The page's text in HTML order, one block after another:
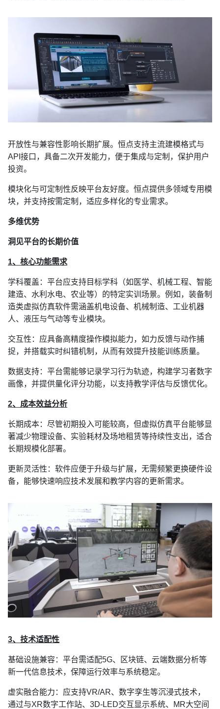
开放性与兼容性影响长期扩展。恒点支持主流建模格式与
API接口，具备二次开发能力，便于集成与定制，保护用户
投资。
模块化与可定制性反映平台友好度。恒点提供多领域专用模
块，并支持按需定制，适应多样化的专业需求。
多维优势
洞见平台的长期价值
1、核心功能需求
学科覆盖：平台应支持目标学科（如医学、机械工程、智能
建造、水利水电、农业等）的特定实训场景。例如， 装备制
造类虚拟仿真软件需涵盖机电设备、机械制造、工业机器
人、液压与气动等专业模块。
交互性：应具备高精度操作模拟能力，如力反馈与动作捕
捉，并搭载实时纠错机制，从而有效提升技能训练质量。
数据支持：平台需能够记录学习行为轨迹，构建学习者数字
画像，并提供量化评分功能，以支持教学评估与反馈优化。
2、成本效益分析
长期成本：尽管初期投入可能较高，但虚拟仿真平台能够显
著减少物理设备、实验耗材及场地租赁等持续性支出，适合
长期规模化部署。
更新灵活性：软件应便于升级与扩展，无需频繁更换硬件设
备，能够快速响应技术发展和教学内容的更新需求。
3、技术适配性
基础设施兼容：平台需适配5G、区块链、云端数据分析等
新一代信息技术，保障运行效率与系统稳定。
虚实融合能力：应支持VR/AR、数字孪生等沉浸式技术，
通过与XR数字工作站、3D-LED交互显示系统、MR大空间